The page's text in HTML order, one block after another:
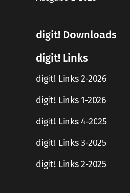
digit! Downloads
digit! Links
digit! Links 2-2026
digit! Links 1-2026
digit! Links 4-2025
digit! Links 3-2025
digit! Links 2-2025